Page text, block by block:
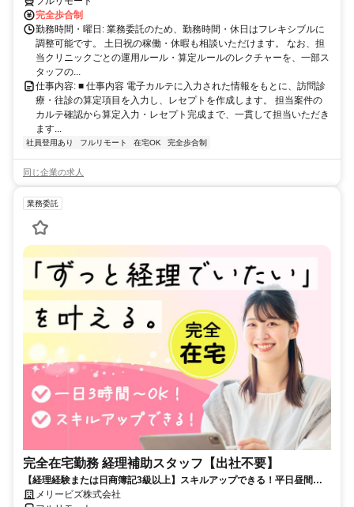
完全歩合制
勤務時間・曜日: 業務委託のため、勤務時間・休日はフレキシブルに
調整可能です。 土日祝の稼働・休暇も相談いただけます。 なお、担
当クリニックごとの運用ルール・算定ルールのレクチャーを、一部ス
タッフの...
仕事内容: ■ 仕事内容 電子カルテに入力された情報をもとに、訪問診
療・往診の算定項目を入力し、レセプトを作成します。 担当案件の
カルテ確認から算定入力・レセプト完成まで、一貫して担当いただき
ます...
社員登用あり フルリモート 在宅OK 完全歩合制
同じ企業の求人
業務委託
完全在宅勤務 経理補助スタッフ【出社不要】
【経理経験または日商簿記3級以上】スキルアップできる！平日昼間３h
～。完全在宅で育児・介護中の方も大歓迎♪
メリービズ株式会社